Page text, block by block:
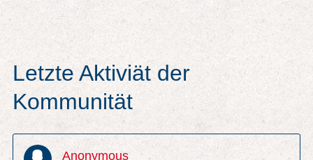
Letzte Aktiviät der
Kommunität
Anonymous